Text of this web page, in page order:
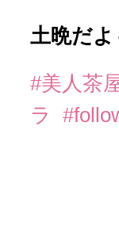
土晩だ
#美人茶
ラ